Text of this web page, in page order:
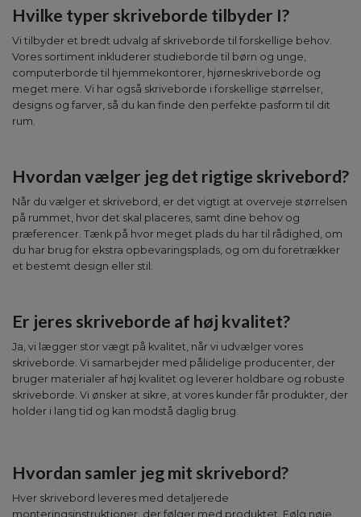
Hvilke typer skriveborde tilbyder I?
Vi tilbyder et bredt udvalg af skriveborde til forskellige behov.
Vores sortiment inkluderer studieborde til børn og unge,
computerborde til hjemmekontorer, hjørneskriveborde og
meget mere. Vi har også skriveborde i forskellige størrelser,
designs og farver, så du kan finde den perfekte pasform til dit
rum.
Hvordan vælger jeg det rigtige skrivebord?
Når du vælger et skrivebord, er det vigtigt at overveje størrelsen
på rummet, hvor det skal placeres, samt dine behov og
præferencer. Tænk på hvor meget plads du har til rådighed, om
du har brug for ekstra opbevaringsplads, og om du foretrækker
et bestemt design eller stil.
Er jeres skriveborde af høj kvalitet?
Ja, vi lægger stor vægt på kvalitet, når vi udvælger vores
skriveborde. Vi samarbejder med pålidelige producenter, der
bruger materialer af høj kvalitet og leverer holdbare og robuste
skriveborde. Vi ønsker at sikre, at vores kunder får produkter, der
holder i lang tid og kan modstå daglig brug.
Hvordan samler jeg mit skrivebord?
Hver skrivebord leveres med detaljerede
monteringsinstruktioner, der følger med produktet. Følg nøje